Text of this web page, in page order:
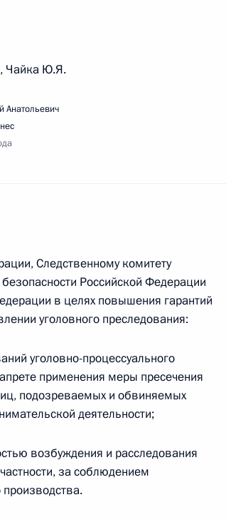
мер, направленных
Общественной палаты
членами Правительства
поручений Президента
развития малой авиации
Чайка Ю.Я.
Анатольевич
Следственному комитету
Российской Федерации
в целях повышения гарантий
уголовного преследования:
уголовно-процессуального
применения меры пресечения
подозреваемых и обвиняемых
деятельности;
возбуждения и расследования
за соблюдением
производства.